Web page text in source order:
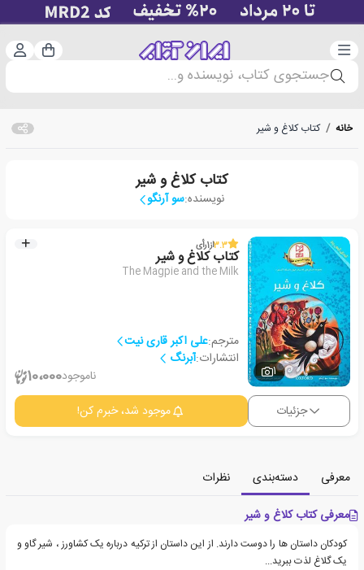
دسته‌بندی سبد
جستجوی کتاب، نویسنده و...
خانه / کتاب کلاغ و شیر
کتاب کلاغ و شیر
نویسنده:سو آرنگو
1
3.3از1رأی
کتاب کلاغ و شیر
The Magpie and the Milk
مترجم:علی اکبر قاری نیت
انتشارات:آبرنگ
ناموجود10،000
جزئیات موجود شد، خبرم کن!
معرفی دسته‌بندی
نظرات
معرفی کتاب کلاغ و شیر
کودکان داستان ها را دوست دارند. از این داستان از ترکیه درباره یک کشاورز ، شیر گاو و
یک گلاغ لذت ببرید...